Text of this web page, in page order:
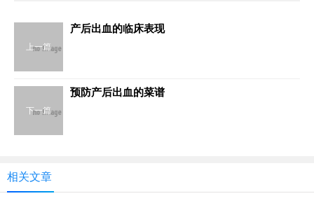
上一篇
产后出血的临床表现
下一篇
预防产后出血的菜谱
相关文章